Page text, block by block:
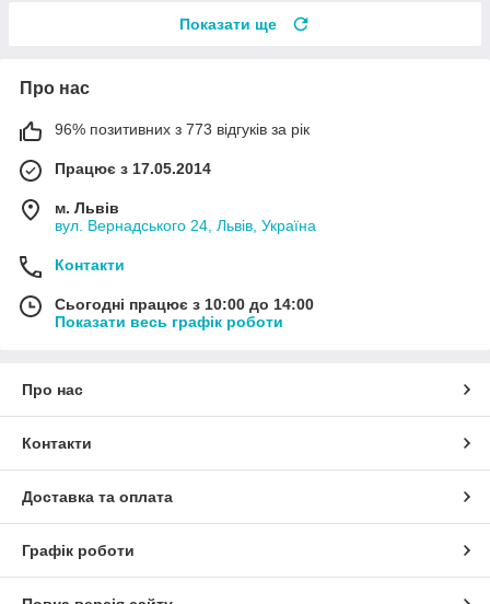
Показати ще
Про нас
96% позитивних з 773 відгуків за рік
Працює з 17.05.2014
м. Львів
вул. Вернадського 24, Львів, Україна
Контакти
Сьогодні працює з 10:00 до 14:00
Показати весь графік роботи
Про нас
Контакти
Доставка та оплата
Графік роботи